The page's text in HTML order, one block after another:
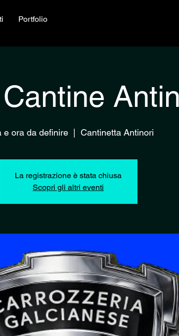
Portfolio
e ora da definire Cantinetta Antinori
La registrazione è stata chiusa
Scopri gli altri eventi